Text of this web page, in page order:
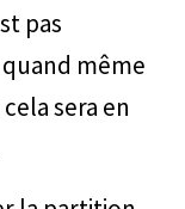
pas
même
sera en